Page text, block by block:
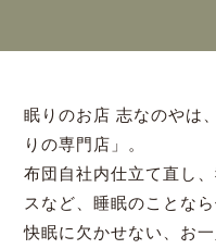
眠りのお店 志なのやは
りの専門店」。
布団自社内仕立て直し
スなど、睡眠のことな
快眠に欠かせない、お